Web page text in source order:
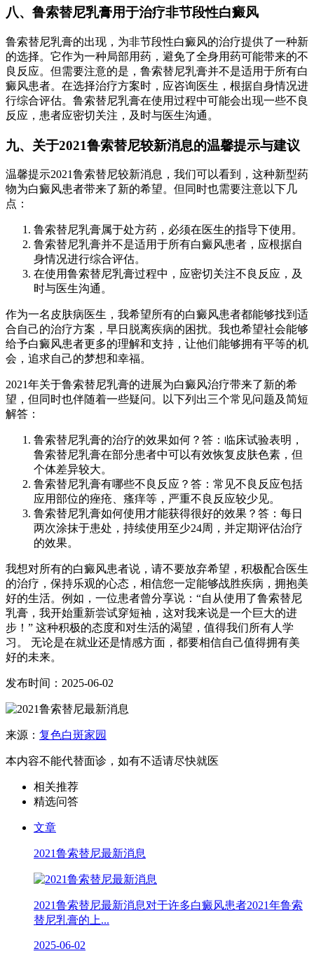
八、鲁索替尼乳膏用于治疗非节段性白癜风
鲁索替尼乳膏的出现，为非节段性白癜风的治疗提供了一种新
的选择。它作为一种局部用药，避免了全身用药可能带来的不
良反应。但需要注意的是，鲁索替尼乳膏并不是适用于所有白
癜风患者。在选择治疗方案时，应咨询医生，根据自身情况进
行综合评估。鲁索替尼乳膏在使用过程中可能会出现一些不良
反应，患者应密切关注，及时与医生沟通。
九、关于2021鲁索替尼较新消息的温馨提示与建议
温馨提示2021鲁索替尼较新消息，我们可以看到，这种新型药
物为白癜风患者带来了新的希望。但同时也需要注意以下几
点：
鲁索替尼乳膏属于处方药，必须在医生的指导下使用。
鲁索替尼乳膏并不是适用于所有白癜风患者，应根据自
身情况进行综合评估。
在使用鲁索替尼乳膏过程中，应密切关注不良反应，及
时与医生沟通。
作为一名皮肤病医生，我希望所有的白癜风患者都能够找到适
合自己的治疗方案，早日脱离疾病的困扰。我也希望社会能够
给予白癜风患者更多的理解和支持，让他们能够拥有平等的机
会，追求自己的梦想和幸福。
2021年关于鲁索替尼乳膏的进展为白癜风治疗带来了新的希
望，但同时也伴随着一些疑问。以下列出三个常见问题及简短
解答：
鲁索替尼乳膏的治疗的效果如何？答：临床试验表明，
鲁索替尼乳膏在部分患者中可以有效恢复皮肤色素，但
个体差异较大。
鲁索替尼乳膏有哪些不良反应？答：常见不良反应包括
应用部位的痤疮、瘙痒等，严重不良反应较少见。
鲁索替尼乳膏如何使用才能获得很好的效果？答：每日
两次涂抹于患处，持续使用至少24周，并定期评估治疗
的效果。
我想对所有的白癜风患者说，请不要放弃希望，积极配合医生
的治疗，保持乐观的心态，相信您一定能够战胜疾病，拥抱美
好的生活。例如，一位患者曾分享说：“自从使用了鲁索替尼
乳膏，我开始重新尝试穿短袖，这对我来说是一个巨大的进
步！” 这种积极的态度和对生活的渴望，值得我们所有人学
习。 无论是在就业还是情感方面，都要相信自己值得拥有美
好的未来。
发布时间：2025-06-02
来源： 复色白斑家园
本内容不能代替面诊，如有不适请尽快就医
相关推荐
精选问答
文章
2021鲁索替尼最新消息
2021鲁索替尼最新消息对于许多白癜风患者2021年鲁索
替尼乳膏的上...
2025-06-02